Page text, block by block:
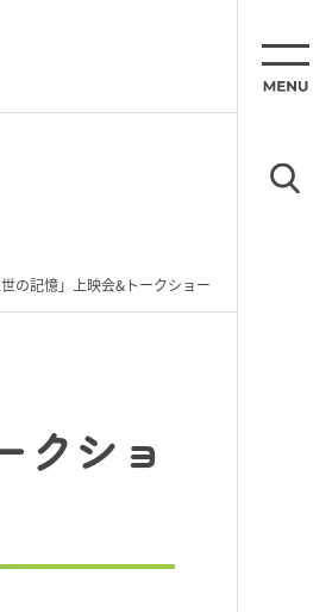
の記憶」上映会&トークショー
クショ